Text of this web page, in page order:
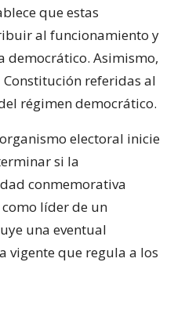
que estas
al funcionamiento y
democrático. Asimismo,
referidas al
régimen democrático.
electoral inicie
si la
conmemorativa
líder de un
una eventual
vigente que regula a los